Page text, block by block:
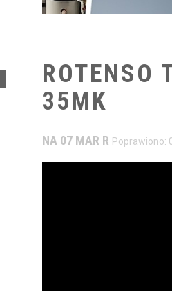
ROTENSO
35MK
NA 07 MAR R Poprawiono: